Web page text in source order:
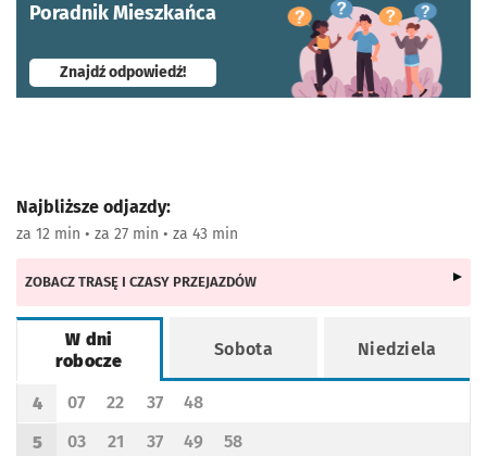
Poradnik Mieszkańca
Znajdź odpowiedź!- otworzy się w nowej karcie
Najbliższe odjazdy:
za 12 min • za 27 min • za 43 min
ZOBACZ TRASĘ I CZASY PRZEJAZDÓW
W dni
robocze
Sobota Niedziela
Rozkład jazdy -
W dni robocze
Godzina odjazdu
4
Odjazd
07
minut po godzinie 4
Odjazd
22
minut po godzinie 4
Odjazd
37
minut po godzinie 4
Odjazd
48
minut po godzinie 4
5 03 21 37 49 58